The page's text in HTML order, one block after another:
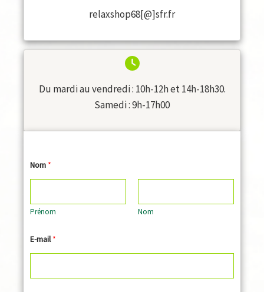
relaxshop68[@]sfr.fr
Du mardi au vendredi : 10h-12h et 14h-18h30.
Samedi : 9h-17h00
Nom *
Prénom Nom
E-mail*